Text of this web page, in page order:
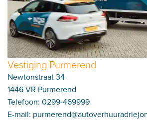
Vestiging Purmerend
Newtonstraat 34
1446 VR Purmerend
Telefoon: 0299-469999
E-mail: